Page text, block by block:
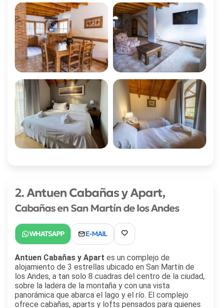
2. Antuen Cabañas y Apart,
Cabañas en San Martín de los Andes
Antuen Cabañas y Apart es un complejo de
alojamiento de 3 estrellas ubicado en San Martín de
los Andes, a tan solo 8 cuadras del centro de la ciudad,
sobre la ladera de la montaña y con una vista
panorámica que abarca el lago y el río. El complejo
ofrece cabañas, aparts y lofts pensados para quienes